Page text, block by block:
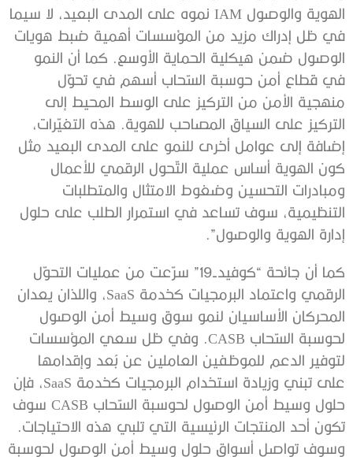
الهوية والوصول IAM نموه على المدى البعيد، لا سيما
في ظل إدراك مزيد من المؤسسات أهمية ضبط هويات
الوصول ضمن هيكلية الحماية الأوسع. كما أن النمو
في قطاع أمن حوسبة السّحاب أسهم في تحوّل
منهجية الأمن من التركيز على الوسط المحيط إلى
التركيز على السياق المصاحب للهوية. هذه التغيّرات،
إضافة إلى عوامل أخرى للنمو على المدى البعيد مثل
كون الهوية أساس عملية التّحول الرقمي للأعمال
ومبادرات التحسين وضغوط الامتثال والمتطلبات
التنظيمية، سوف تساعد في استمرار الطلب على حلول
إدارة الهوية والوصول”.
كما أن جائحة “كوفيد-19” سرّعت من عمليات التحوّل
الرقمي واعتماد البرمجيات كخدمة SaaS، واللذان يعدان
المحركان الأساسيان لنمو سوق وسيط أمن الوصول
لحوسبة السّحاب CASB. وفي ظل سعي المؤسسات
لتوفير الدعم للموظفين العاملين عن بُعد وإقدامها
على تبني وزيادة استخدام البرمجيات كخدمة SaaS، فإن
حلول وسيط أمن الوصول لحوسبة السّحاب CASB سوف
تكون أحد المنتجات الرئيسية التي تلبي هذه الاحتياجات.
وسوف تواصل أسواق حلول وسيط أمن الوصول لحوسبة